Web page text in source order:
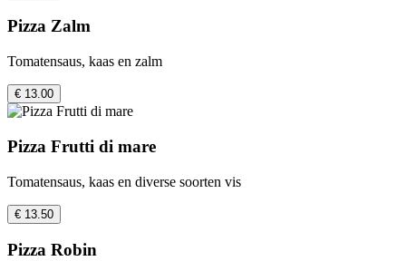
Pizza Zalm
Tomatensaus, kaas en zalm
€ 13.00
Pizza Frutti di mare
Tomatensaus, kaas en diverse soorten vis
€ 13.50
Pizza Robin